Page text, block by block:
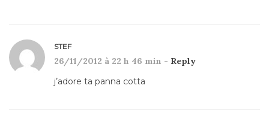
STEF
26/11/2012 à 22 h 46 min - Reply
j’adore ta panna cotta